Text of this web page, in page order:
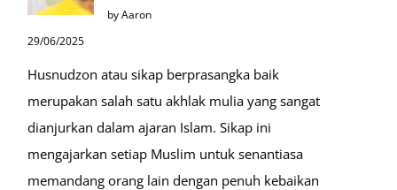
by Aaron
29/06/2025
Husnudzon atau sikap berprasangka baik
merupakan salah satu akhlak mulia yang sangat
dianjurkan dalam ajaran Islam. Sikap ini
mengajarkan setiap Muslim untuk senantiasa
memandang orang lain dengan penuh kebaikan